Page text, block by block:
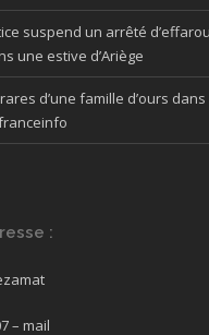
suspend un arrêté
une estive d’Ariège
d’une famille d’ours dans
:
– mail